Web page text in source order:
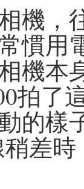
機，
慣用
機本
拍了
的樣
差